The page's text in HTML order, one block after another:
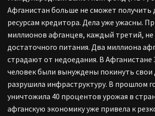
Афганистан больше не сможет получить
ресурсам кредитора. Дела уже ужасны.
миллионов афганцев, каждый третий,
достаточного питания. Два миллиона
страдают от недоедания. В Афганистане
человек были вынуждены покинуть свои
разрушила инфраструктуру. В прошлом
уничтожила 40 процентов урожая в
афганскую экономику уже привела к